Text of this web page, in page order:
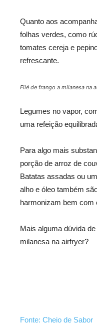
Quanto aos
folhas verdes, como
tomates cereja e
refrescante.
Filé de frango a milanesa na
Legumes no vapor,
uma refeição
Para algo mais
porção de arroz de
Batatas assadas ou
alho e óleo também
harmonizam bem com
Mais alguma dúvida
milanesa na airfryer?
Fonte: Cheio de Sabor